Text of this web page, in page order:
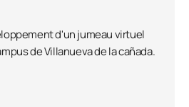
d'un jumeau virtuel
de Villanueva de la cañada.